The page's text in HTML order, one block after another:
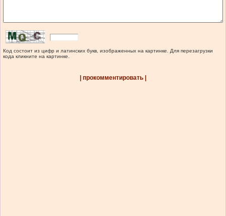
Код состоит из цифр и латинских букв, изображенных на картинке. Для перезагрузки
кода кликните на картинке.
| прокомментировать |